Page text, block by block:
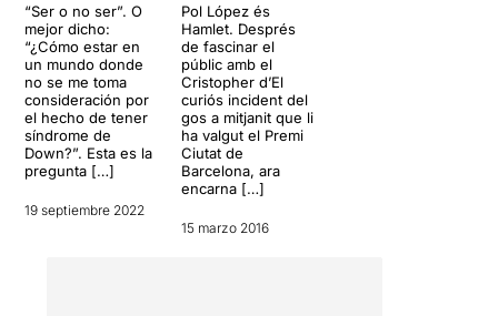
“Ser o no ser”. O
mejor dicho:
“¿Cómo estar en
un mundo donde
no se me toma
consideración por
el hecho de tener
síndrome de
Down?”. Esta es la
pregunta […]
19 septiembre 2022
Pol López és
Hamlet. Després
de fascinar el
públic amb el
Cristopher d’El
curiós incident del
gos a mitjanit que li
ha valgut el Premi
Ciutat de
Barcelona, ara
encarna […]
15 marzo 2016